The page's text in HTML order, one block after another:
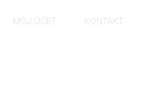
MÔJ ÚČET KONTAKT